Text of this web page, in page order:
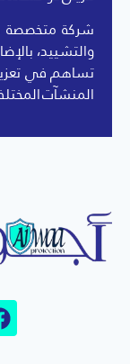
شركة متخصصة
والتشييد،
تساهم في
المنشآت